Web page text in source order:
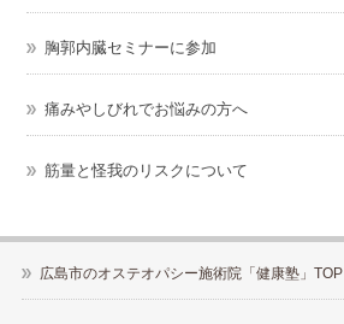
胸郭内臓セミナーに参加
痛みやしびれでお悩みの方へ
筋量と怪我のリスクについて
広島市のオステオパシー施術院「健康塾」TOP